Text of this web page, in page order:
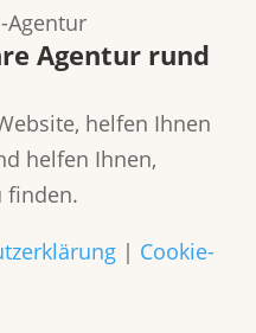
Agentur rund
helfen Ihnen
helfen Ihnen,
finden.
| Cookie-